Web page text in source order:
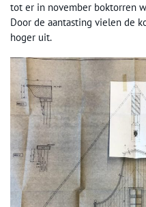
tot er in november boktorren
Door de aantasting vielen de
hoger uit.